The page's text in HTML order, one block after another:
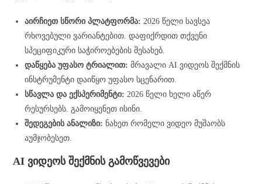
აირჩიეთ სწორი პლატფორმა: 2026 წელი სავსეა
რხოვებული ვარიანტებით. დაფიქრდით თქვენი
სპეციფიკური საჭიროებების შესახებ.
დაწყება უფასო ტრიალით: მრავალი AI ვიდეოს შექმნის
ინსტრუმენტი დაიწყო უფასო სცენარით.
სწავლა და ექსპერიმენტი: 2026 წელი ხელი აწერ
რესურსებს. გამოიყენეთ ისინი.
შედეგების ანალიზი: ნახეთ რომელი ვიდეო მუშაობს
აუმჯობესეთ.
AI ვიდეოს შექმნის გამოწვევები